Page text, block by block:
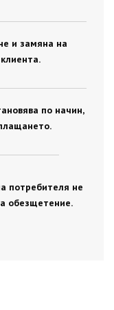
и замяна на
по начин,
потребителя не
обезщетение.